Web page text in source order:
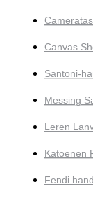
Canvas
Santoni-
Messing
Leren
Katoenen
Fendi